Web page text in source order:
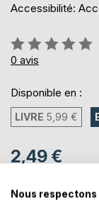
Accessibilité:
Évaluation:
0%
0 avis
Disponible en :
LIVRE 5,99 €
2,49 €
Téléchargement
Nous